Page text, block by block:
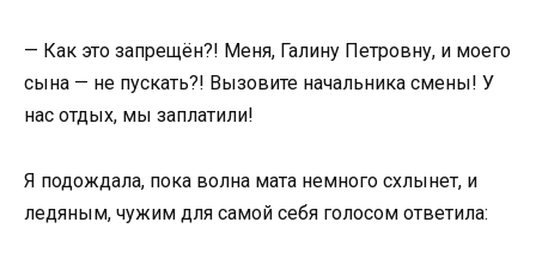
— Как это запрещён?! Меня, Галину Петровну, и моего
сына — не пускать?! Вызовите начальника смены! У
нас отдых, мы заплатили!
Я подождала, пока волна мата немного схлынет, и
ледяным, чужим для самой себя голосом ответила: